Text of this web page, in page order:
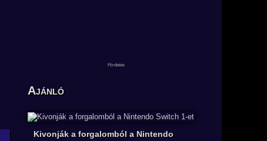
Ajánló
Kivonják a forgalomból a Nintendo